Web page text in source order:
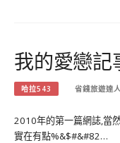
我的愛戀記
哈拉543 省錢旅遊達
2010年的第一篇網誌,當
實在有點%&$#&#82…